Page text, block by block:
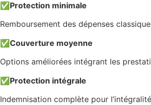
✅ Protection minimale
Remboursement des dépenses
✅Couverture moyenne
Options améliorées intégrant les
✅Protection intégrale
Indemnisation complète pour